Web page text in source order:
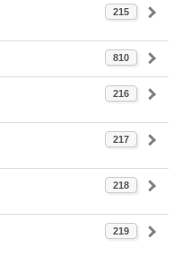
215
810
216
217
218
219